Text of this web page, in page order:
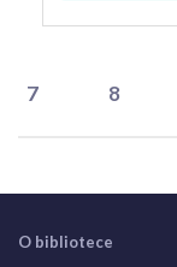
7 8
O bibliotece